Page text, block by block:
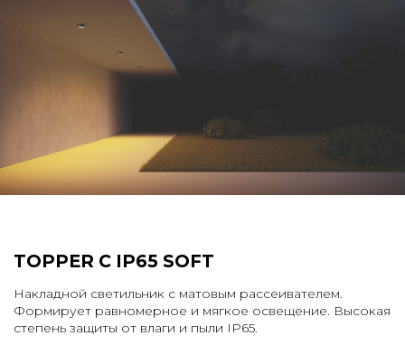
TOPPER C IP65 SOFT
Накладной светильник с матовым рассеивателем.
Формирует равномерное и мягкое освещение. Высокая
степень защиты от влаги и пыли IP65.